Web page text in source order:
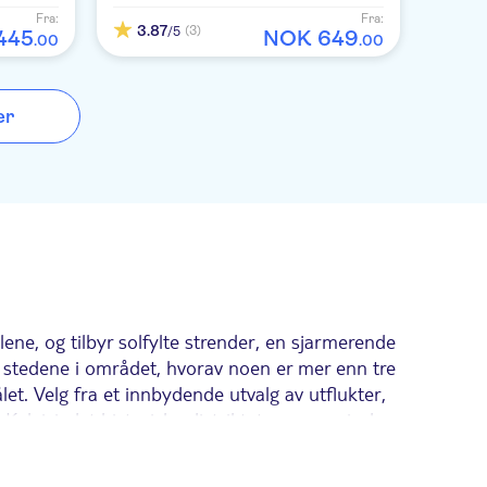
oppleve
til liv i
Fra:
.00
3.87/5 (3)
Fra:
NOK 649.00
og tilbyr solfylte strender, en sjarmerende
i området, hvorav noen er mer enn tre
Velg fra et innbydende utvalg av utflukter,
det historiske distriktet som omgir den